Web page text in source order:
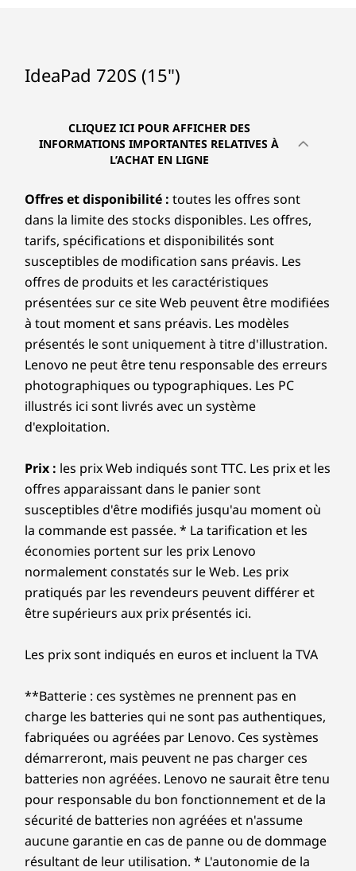
IdeaPad 720S (15")
CLIQUEZ ICI POUR AFFICHER DES
INFORMATIONS IMPORTANTES RELATIVES À
L’ACHAT EN LIGNE
Offres et disponibilité : toutes les offres sont
dans la limite des stocks disponibles. Les offres,
tarifs, spécifications et disponibilités sont
susceptibles de modification sans préavis. Les
offres de produits et les caractéristiques
présentées sur ce site Web peuvent être modifiées
à tout moment et sans préavis. Les modèles
présentés le sont uniquement à titre d'illustration.
Lenovo ne peut être tenu responsable des erreurs
photographiques ou typographiques. Les PC
illustrés ici sont livrés avec un système
d'exploitation.
Prix : les prix Web indiqués sont TTC. Les prix et les
offres apparaissant dans le panier sont
susceptibles d'être modifiés jusqu'au moment où
la commande est passée. * La tarification et les
économies portent sur les prix Lenovo
normalement constatés sur le Web. Les prix
pratiqués par les revendeurs peuvent différer et
être supérieurs aux prix présentés ici.
Les prix sont indiqués en euros et incluent la TVA
**Batterie : ces systèmes ne prennent pas en
charge les batteries qui ne sont pas authentiques,
fabriquées ou agréées par Lenovo. Ces systèmes
démarreront, mais peuvent ne pas charger ces
batteries non agréées. Lenovo ne saurait être tenu
pour responsable du bon fonctionnement et de la
sécurité de batteries non agréées et n'assume
aucune garantie en cas de panne ou de dommage
résultant de leur utilisation. * L'autonomie de la